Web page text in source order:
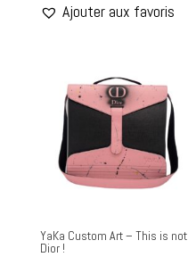
Ajouter aux favoris
YaKa Custom Art – This is not
Dior !